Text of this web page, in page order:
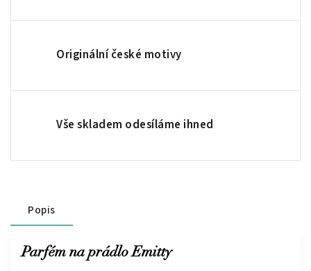
Originální české motivy
Vše skladem odesíláme ihned
Popis
Parfém na prádlo Emitty